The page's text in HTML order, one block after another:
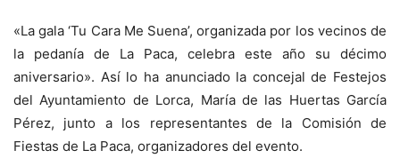
«La gala ‘Tu Cara Me Suena’, organizada por los vecinos de
la pedanía de La Paca, celebra este año su décimo
aniversario». Así lo ha anunciado la concejal de Festejos
del Ayuntamiento de Lorca, María de las Huertas García
Pérez, junto a los representantes de la Comisión de
Fiestas de La Paca, organizadores del evento.